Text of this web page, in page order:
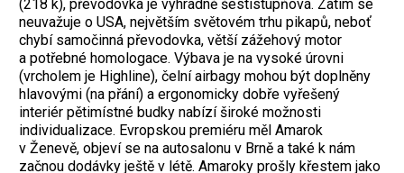
(218 k), převodovka je výhradně šestistupňová. Zatím se
neuvažuje o USA, největším světovém trhu pikapů, neboť
chybí samočinná převodovka, větší zážehový motor
a potřebné homologace. Výbava je na vysoké úrovni
(vrcholem je Highline), čelní airbagy mohou být doplněny
hlavovými (na přání) a ergonomicky dobře vyřešený
interiér pětimístné budky nabízí široké možnosti
individualizace. Evropskou premiéru měl Amarok
v Ženevě, objeví se na autosalonu v Brně a také k nám
začnou dodávky ještě v létě. Amaroky prošly křestem jako